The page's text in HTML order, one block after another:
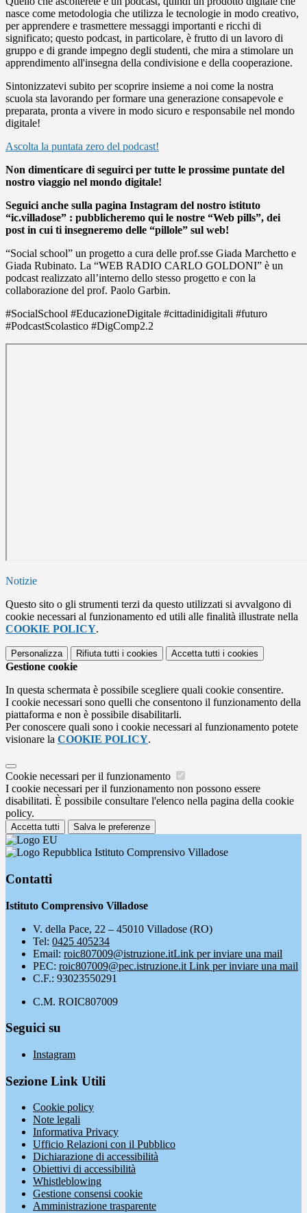
nasce come metodologia che utilizza le tecnologie in modo creativo,
per apprendere e trasmettere messaggi importanti e ricchi di
significato; questo podcast, in particolare, è frutto di un lavoro di
gruppo e di grande impegno degli studenti, che mira a stimolare un
apprendimento all'insegna della condivisione e della cooperazione.
Sintonizzatevi subito per scoprire insieme a noi come la nostra
scuola sta lavorando per formare una generazione consapevole e
preparata, pronta a vivere in modo sicuro e responsabile nel mondo
digitale!
Ascolta la puntata zero del podcast!
Non dimenticare di seguirci per tutte le prossime puntate del
nostro viaggio nel mondo digitale!
Seguici anche sulla pagina Instagram del nostro istituto
“ic.villadose” : pubblicheremo qui le nostre “Web pills”, dei
post in cui ti insegneremo delle “pillole” sul web!
“Social school” un progetto a cura delle prof.sse Giada Marchetto e
Giada Rubinato. La “WEB RADIO CARLO GOLDONI” è un
podcast realizzato all’interno dello stesso progetto e con la
collaborazione del prof. Paolo Garbin.
#SocialSchool #EducazioneDigitale #cittadinidigitali #futuro
#PodcastScolastico #DigComp2.2
Notizie
Questo sito o gli strumenti terzi da questo utilizzati si avvalgono di
cookie necessari al funzionamento ed utili alle finalità illustrate nella
COOKIE POLICY.
Personalizza Rifiuta tutti i cookies Accetta tutti i cookies
Gestione cookie
In questa schermata è possibile scegliere quali cookie consentire.
I cookie necessari sono quelli che consentono il funzionamento della
piattaforma e non è possibile disabilitarli.
Per conoscere quali sono i cookie necessari al funzionamento potete
visionare la COOKIE POLICY.
Cookie necessari per il funzionamento
I cookie necessari per il funzionamento non possono essere
disabilitati. È possibile consultare l'elenco nella pagina della cookie
policy.
Accetta tutti Salva le preferenze
Istituto Comprensivo Villadose
Contatti
Istituto Comprensivo Villadose
V. della Pace, 22 – 45010 Villadose (RO)
Tel: 0425 405234
Email: roic807009@istruzione.itLink per inviare una mail
PEC: roic807009@pec.istruzione.it Link per inviare una mail
C.F.: 93023550291
C.M. ROIC807009
Seguici su
Instagram
Sezione Link Utili
Cookie policy
Note legali
Informativa Privacy
Ufficio Relazioni con il Pubblico
Dichiarazione di accessibilità
Obiettivi di accessibilità
Whistleblowing
Gestione consensi cookie
Amministrazione trasparente